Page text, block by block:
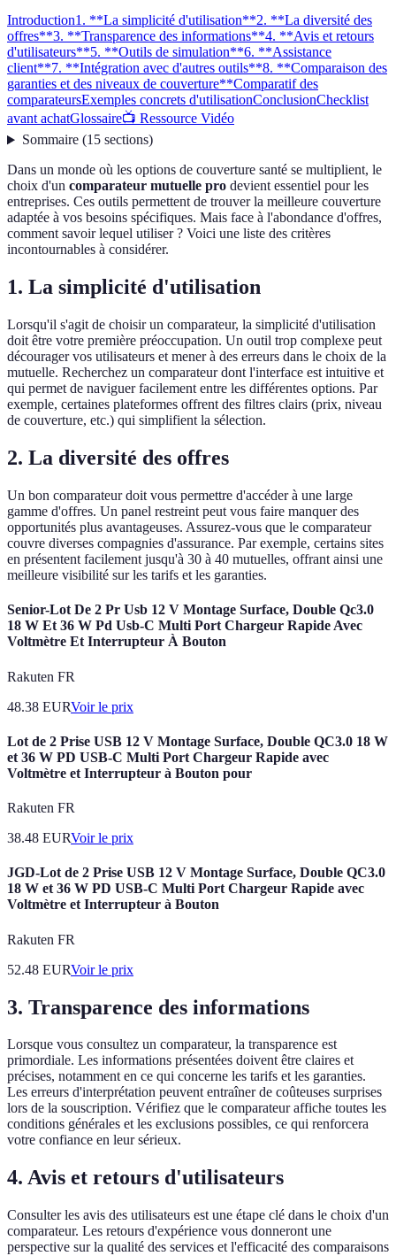
Introduction1. **La simplicité d'utilisation**2. **La diversité des
offres**3. **Transparence des informations**4. **Avis et retours
d'utilisateurs**5. **Outils de simulation**6. **Assistance
client**7. **Intégration avec d'autres outils**8. **Comparaison des
garanties et des niveaux de couverture**Comparatif des
comparateursExemples concrets d'utilisationConclusionChecklist
avant achatGlossaire📺 Ressource Vidéo
Sommaire(15 sections)
Dans un monde où les options de couverture santé se multiplient, le
choix d'un comparateur mutuelle pro devient essentiel pour les
entreprises. Ces outils permettent de trouver la meilleure couverture
adaptée à vos besoins spécifiques. Mais face à l'abondance d'offres,
comment savoir lequel utiliser ? Voici une liste des critères
incontournables à considérer.
1. La simplicité d'utilisation
Lorsqu'il s'agit de choisir un comparateur, la simplicité d'utilisation
doit être votre première préoccupation. Un outil trop complexe peut
décourager vos utilisateurs et mener à des erreurs dans le choix de la
mutuelle. Recherchez un comparateur dont l'interface est intuitive et
qui permet de naviguer facilement entre les différentes options. Par
exemple, certaines plateformes offrent des filtres clairs (prix, niveau
de couverture, etc.) qui simplifient la sélection.
2. La diversité des offres
Un bon comparateur doit vous permettre d'accéder à une large
gamme d'offres. Un panel restreint peut vous faire manquer des
opportunités plus avantageuses. Assurez-vous que le comparateur
couvre diverses compagnies d'assurance. Par exemple, certains sites
en présentent facilement jusqu'à 30 à 40 mutuelles, offrant ainsi une
meilleure visibilité sur les tarifs et les garanties.
Senior-Lot De 2 Pr Usb 12 V Montage Surface, Double Qc3.0
18 W Et 36 W Pd Usb-C Multi Port Chargeur Rapide Avec
Voltmètre Et Interrupteur À Bouton
Rakuten FR
48.38 EURVoir le prix
Lot de 2 Prise USB 12 V Montage Surface, Double QC3.0 18 W
et 36 W PD USB-C Multi Port Chargeur Rapide avec
Voltmètre et Interrupteur à Bouton pour
Rakuten FR
38.48 EURVoir le prix
JGD-Lot de 2 Prise USB 12 V Montage Surface, Double QC3.0
18 W et 36 W PD USB-C Multi Port Chargeur Rapide avec
Voltmètre et Interrupteur à Bouton
Rakuten FR
52.48 EURVoir le prix
3. Transparence des informations
Lorsque vous consultez un comparateur, la transparence est
primordiale. Les informations présentées doivent être claires et
précises, notamment en ce qui concerne les tarifs et les garanties.
Les erreurs d'interprétation peuvent entraîner de coûteuses surprises
lors de la souscription. Vérifiez que le comparateur affiche toutes les
conditions générales et les exclusions possibles, ce qui renforcera
votre confiance en leur sérieux.
4. Avis et retours d'utilisateurs
Consulter les avis des utilisateurs est une étape clé dans le choix d'un
comparateur. Les retours d'expérience vous donneront une
perspective sur la qualité des services et l'efficacité des comparaisons